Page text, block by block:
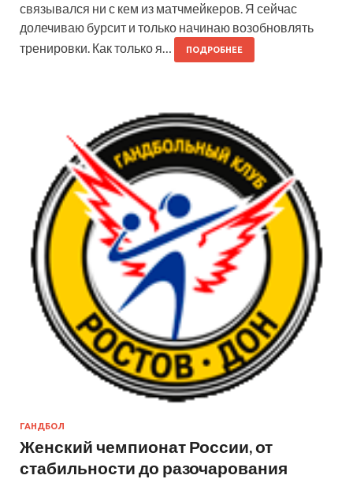
связывался ни с кем из матчмейкеров. Я сейчас
долечиваю бурсит и только начинаю возобновлять
тренировки. Как только я…
ПОДРОБНЕЕ
ГАНДБОЛ
Женский чемпионат России, от
стабильности до разочарования